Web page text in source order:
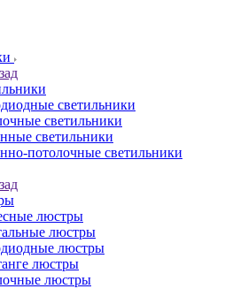
светильники
светильники
светильники
потолочные светильники
люстры
люстры
люстры
люстры
люстры